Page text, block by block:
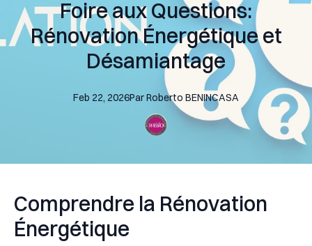
Foire aux Questions:
Rénovation Énergétique et
Désamiantage
Feb 22, 2026ParRoberto BENINCASA
Comprendre la Rénovation
Énergétique